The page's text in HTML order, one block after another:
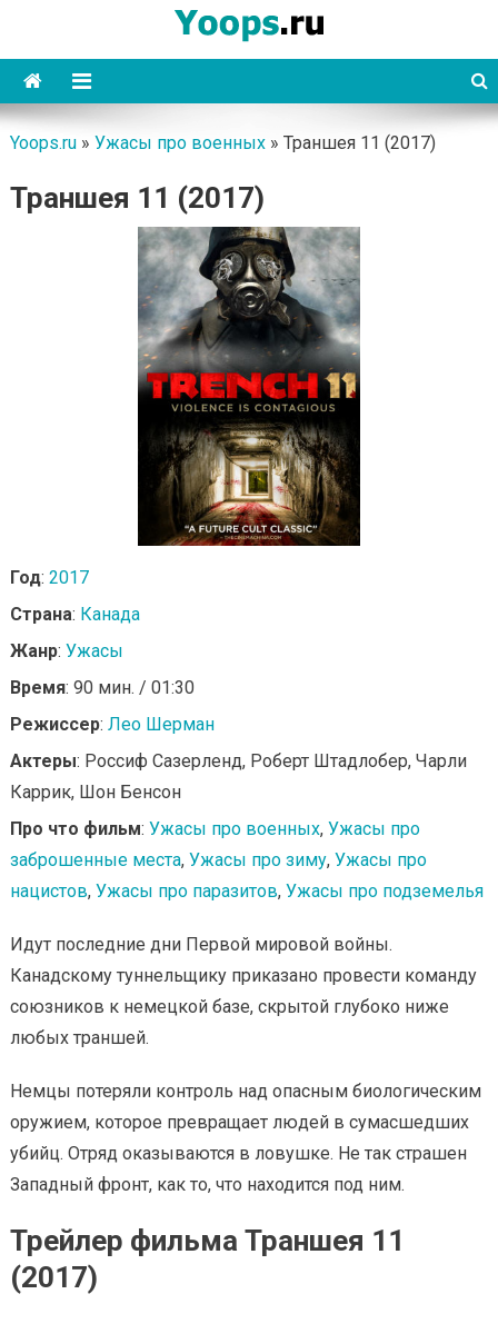
content
Yoops
Yoops.ru» Ужасы про военных» Траншея 11 (2017)
Траншея 11 (2017)
Год: 2017
Страна: Канада
Жанр: Ужасы
Время: 90 мин. / 01:30
Режиссер: Лео Шерман
Актеры: Россиф Сазерленд, Роберт Штадлобер, Чарли
Каррик, Шон Бенсон
Про что фильм: Ужасы про военных, Ужасы про
заброшенные места, Ужасы про зиму, Ужасы про
нацистов, Ужасы про паразитов, Ужасы про подземелья
Идут последние дни Первой мировой войны.
Канадскому туннельщику приказано провести команду
союзников к немецкой базе, скрытой глубоко ниже
любых траншей.
Немцы потеряли контроль над опасным биологическим
оружием, которое превращает людей в сумасшедших
убийц. Отряд оказываются в ловушке. Не так страшен
Западный фронт, как то, что находится под ним.
Трейлер фильма Траншея 11
(2017)